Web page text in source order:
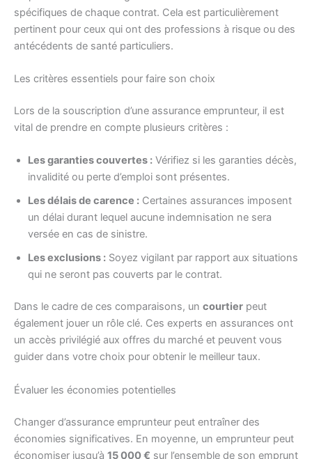
spécifiques de chaque contrat. Cela est particulièrement
pertinent pour ceux qui ont des professions à risque ou des
antécédents de santé particuliers.
Les critères essentiels pour faire son choix
Lors de la souscription d’une assurance emprunteur, il est
vital de prendre en compte plusieurs critères :
Les garanties couvertes : Vérifiez si les garanties décès,
invalidité ou perte d’emploi sont présentes.
Les délais de carence : Certaines assurances imposent
un délai durant lequel aucune indemnisation ne sera
versée en cas de sinistre.
Les exclusions : Soyez vigilant par rapport aux situations
qui ne seront pas couverts par le contrat.
Dans le cadre de ces comparaisons, un courtier peut
également jouer un rôle clé. Ces experts en assurances ont
un accès privilégié aux offres du marché et peuvent vous
guider dans votre choix pour obtenir le meilleur taux.
Évaluer les économies potentielles
Changer d’assurance emprunteur peut entraîner des
économies significatives. En moyenne, un emprunteur peut
économiser jusqu’à 15 000 € sur l’ensemble de son emprunt